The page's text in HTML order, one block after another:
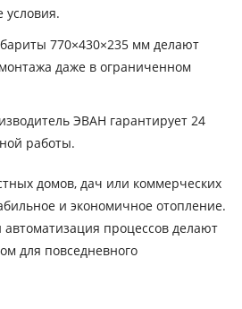
условия.
770×430×235 мм делают
даже в ограниченном
ЭВАН гарантирует 24
работы.
домов, дач или коммерческих
и экономичное отопление.
процессов делают
для повседневного